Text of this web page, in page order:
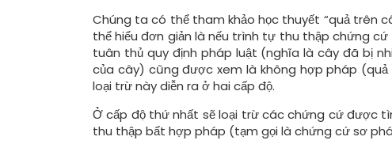
Chúng ta có thể tham khảo học thuyết “quả trên
thể hiểu đơn giản là nếu trình tự thu thập chứng
tuân thủ quy định pháp luật (nghĩa là cây đã bị
của cây) cũng được xem là không hợp pháp
loại trừ này diễn ra ở hai cấp độ.
Ở cấp độ thứ nhất sẽ loại trừ các chứng cứ được
thu thập bất hợp pháp (tạm gọi là chứng cứ sơ